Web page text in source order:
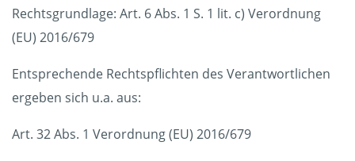
Rechtsgrundlage: Art. 6 Abs. 1 S. 1 lit. c) Verordnung
(EU) 2016/679
Entsprechende Rechtspflichten des Verantwortlichen
ergeben sich u.a. aus:
Art. 32 Abs. 1 Verordnung (EU) 2016/679